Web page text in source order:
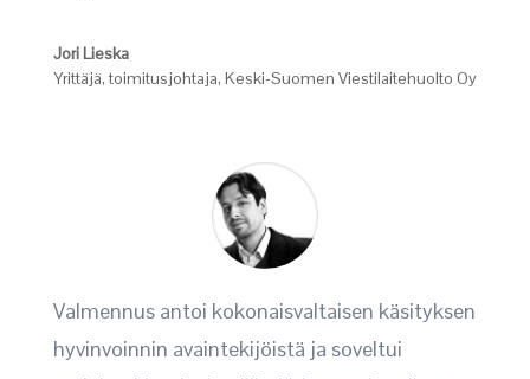
Jori Lieska
Yrittäjä, toimitusjohtaja, Keski-Suomen Viestilaitehuolto Oy
Valmennus antoi kokonaisvaltaisen käsityksen
hyvinvoinnin avaintekijöistä ja soveltui